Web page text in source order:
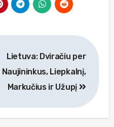
Lietuva: Dviračiu per
Naujininkus, Liepkalnį,
Markučius ir Užupį